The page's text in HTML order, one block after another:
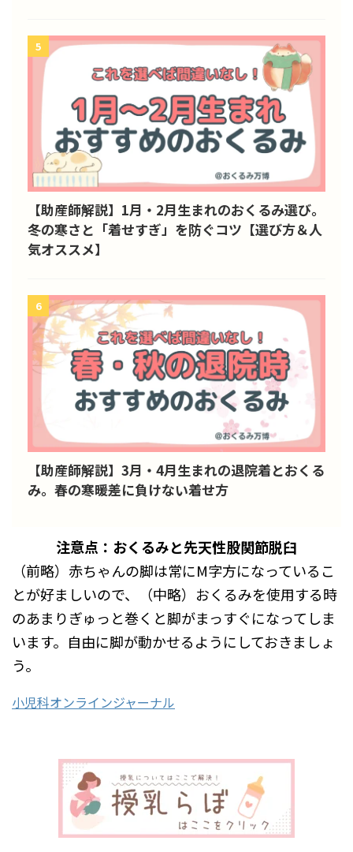
5
【助産師解説】1月・2月生まれのおくるみ選び。
冬の寒さと「着せすぎ」を防ぐコツ【選び方＆人
気オススメ】
6
【助産師解説】3月・4月生まれの退院着とおくる
み。春の寒暖差に負けない着せ方
注意点：おくるみと先天性股関節脱臼
（前略）赤ちゃんの脚は常にM字方になっているこ
とが好ましいので、（中略）おくるみを使用する時
のあまりぎゅっと巻くと脚がまっすぐになってしま
います。自由に脚が動かせるようにしておきましょ
う。
小児科オンラインジャーナル